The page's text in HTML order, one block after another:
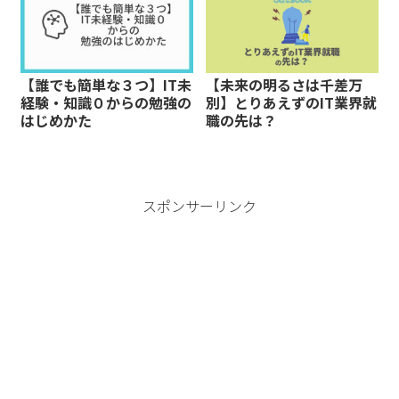
【誰でも簡単な３つ】IT未
経験・知識０からの勉強の
はじめかた
【未来の明るさは千差万
別】とりあえずのIT業界就
職の先は？
スポンサーリンク